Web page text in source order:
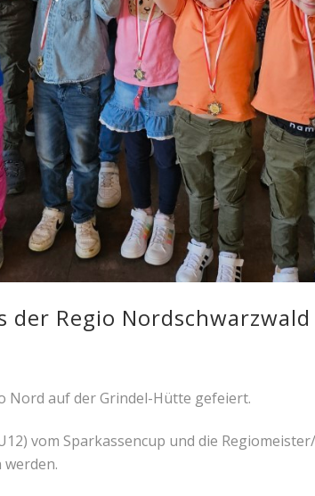
Regio Nordschwarzwald
Nord auf der Grindel-Hütte gefeiert.
vom Sparkassencup und die